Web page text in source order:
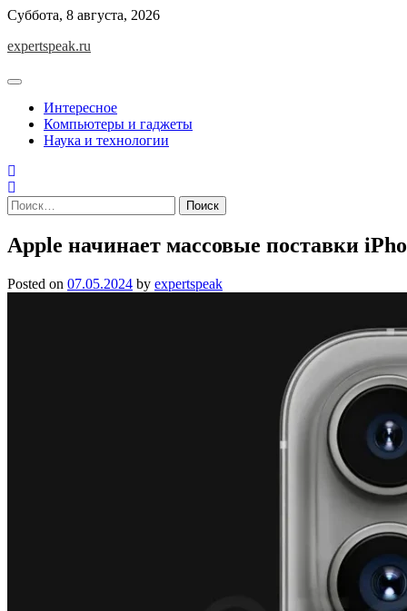
Skip
content
Суббота, 8 августа, 2026
expertspeak.ru
Интересное
Компьютеры и гаджеты
Наука и технологии
Найти:
Apple начинает массовые поставки
Posted on 07.05.2024 by expertspeak